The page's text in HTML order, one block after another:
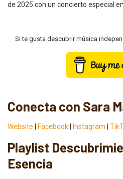
de 2025 con un concierto especial
Si te gusta descubrir música
Conecta con Sara
Website Facebook Instagram
Playlist
Esencia